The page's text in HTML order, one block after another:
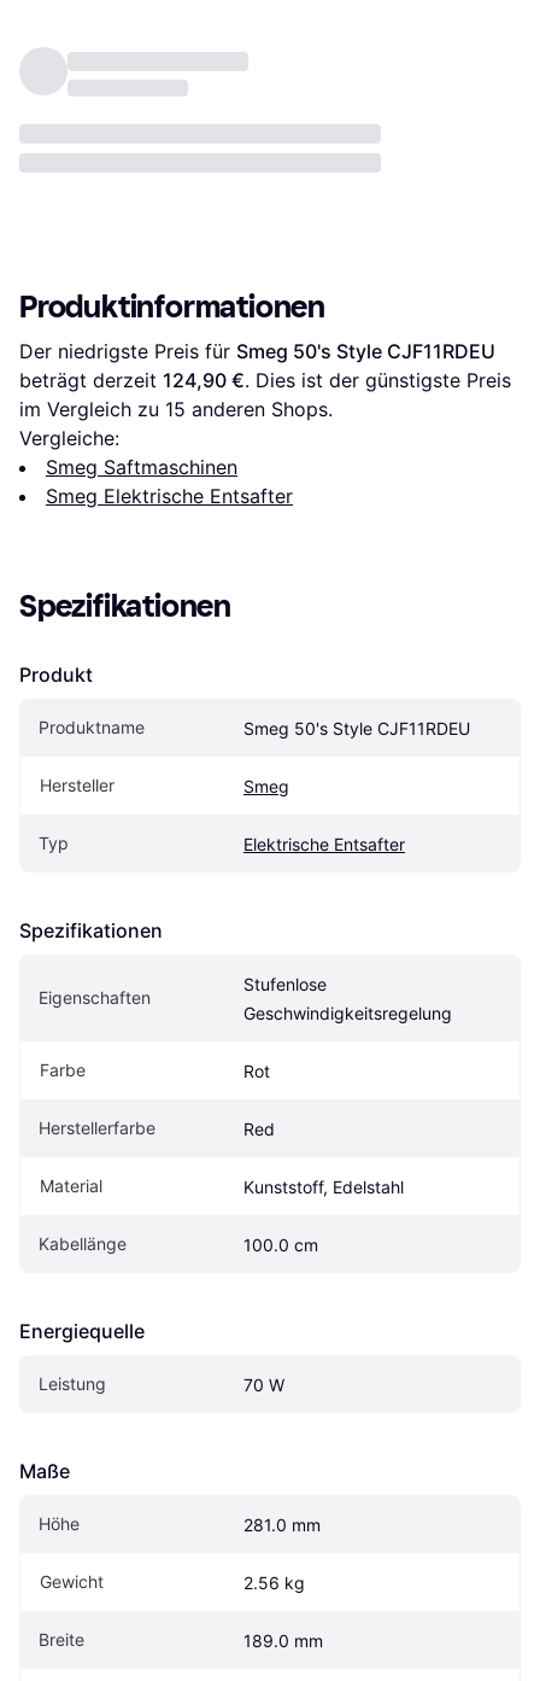
Produktinformationen
Der niedrigste Preis für Smeg 50's Style CJF11RDEU
beträgt derzeit 124,90 €. Dies ist der günstigste Preis
im Vergleich zu 15 anderen Shops.
Vergleiche:
Smeg Saftmaschinen
Smeg Elektrische Entsafter
Spezifikationen
Produkt
Produktname Smeg 50's Style CJF11RDEU
Hersteller Smeg
Typ Elektrische Entsafter
Spezifikationen
Eigenschaften
Stufenlose
Geschwindigkeitsregelung
Farbe Rot
Herstellerfarbe Red
Material Kunststoff, Edelstahl
Kabellänge 100.0 cm
Energiequelle
Leistung 70 W
Maße
Höhe 281.0 mm
Gewicht 2.56 kg
Breite 189.0 mm